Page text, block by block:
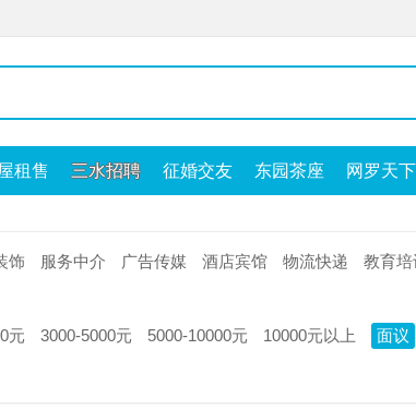
租售 三水招聘 征婚交友 东园茶座 网罗天下
饰 服务中介 广告传媒 酒店宾馆 物流快递 教育培
元 3000-5000元 5000-10000元 10000元以上
面议